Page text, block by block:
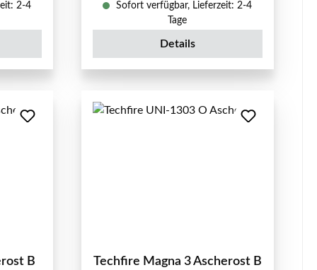
2-4
Sofort verfügbar, Lieferzeit: 2-4
Tage
Details
B Techfire Magna 3 Ascherost B